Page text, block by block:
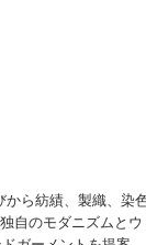
ら紡績、製織、
のモダニズムと